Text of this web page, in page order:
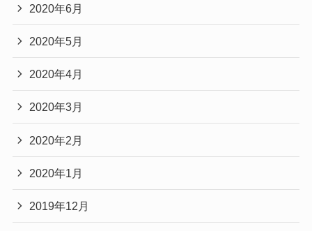
2020年6月
2020年5月
2020年4月
2020年3月
2020年2月
2020年1月
2019年12月